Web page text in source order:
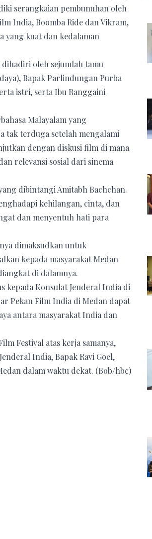
serangkaian pembunuhan oleh
India, Boomba Ride dan Vikram,
yang kuat dan kedalaman
oleh sejumlah tamu
Bapak Parlindungan Purba
istri, serta Ibu Ranggaini
Malayalam yang
tak terduga setelah mengalami
dengan diskusi film di mana
relevansi sosial dari sinema
dibintangi Amitabh Bachchan.
kehilangan, cinta, dan
dan menyentuh hati para
dimaksudkan untuk
kepada masyarakat Medan
di dalamnya.
kepada Konsulat Jenderal India di
Pekan Film India di Medan dapat
antara masyarakat India dan
Festival atas kerja samanya,
India, Bapak Ravi Goel,
dalam waktu dekat. (Bob/hbc)